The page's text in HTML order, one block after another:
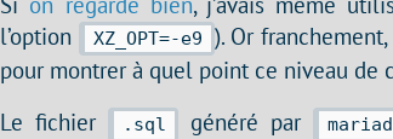
l’option
XZ_OPT=-e9
). Or
pour montrer à quel point ce niveau de
Le fichier
.sql généré par